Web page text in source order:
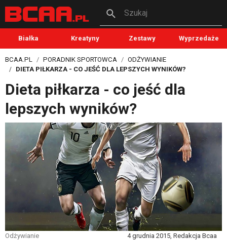
Szukaj
Białka Kreatyny Zestawy Wyprzedaże
BCAA.PL PORADNIK SPORTOWCA
ODŻYWIANIE
DIETA PIŁKARZA - CO JEŚĆ DLA LEPSZYCH WYNIKÓW?
Dieta piłkarza - co jeść dla
lepszych wyników?
Odżywianie 4 grudnia 2015, Redakcja Bcaa